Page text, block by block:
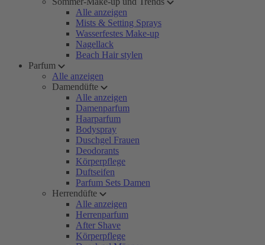
Alle anzeigen
Mists & Setting Sprays
Wasserfestes Make-up
Nagellack
Beach Hair stylen
Parfum
Alle anzeigen
Damendüfte
Alle anzeigen
Damenparfum
Haarparfum
Bodyspray
Duschgel Frauen
Deodorants
Körperpflege
Duftseifen
Parfum Sets Damen
Herrendüfte
Alle anzeigen
Herrenparfum
After Shave
Körperpflege